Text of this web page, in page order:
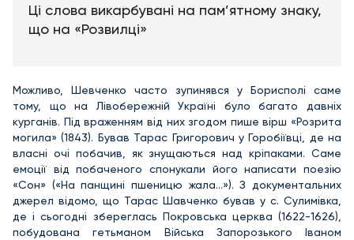
Ці слова викарбувані на пам’ятному знаку,
що на «Розвилці»
Можливо, Шевченко часто зупинявся у Борисполі саме
тому, що на Лівобережній Україні було багато давніх
курганів. Під враженням від них згодом пише вірш «Розрита
могила» (1843). Бував Тарас Григорович у Горобіївці, де на
власні очі побачив, як знущаються над кріпаками. Саме
емоції від побаченого спонукали його написати поезію
«Сон» («На панщині пшеницю жала…»). З документальних
джерел відомо, що Тарас Шавченко бував у с. Сулимівка,
де і сьогодні збереглась Покровська церква (1622-1626),
побудована гетьманом Війська Запорозького Іваном